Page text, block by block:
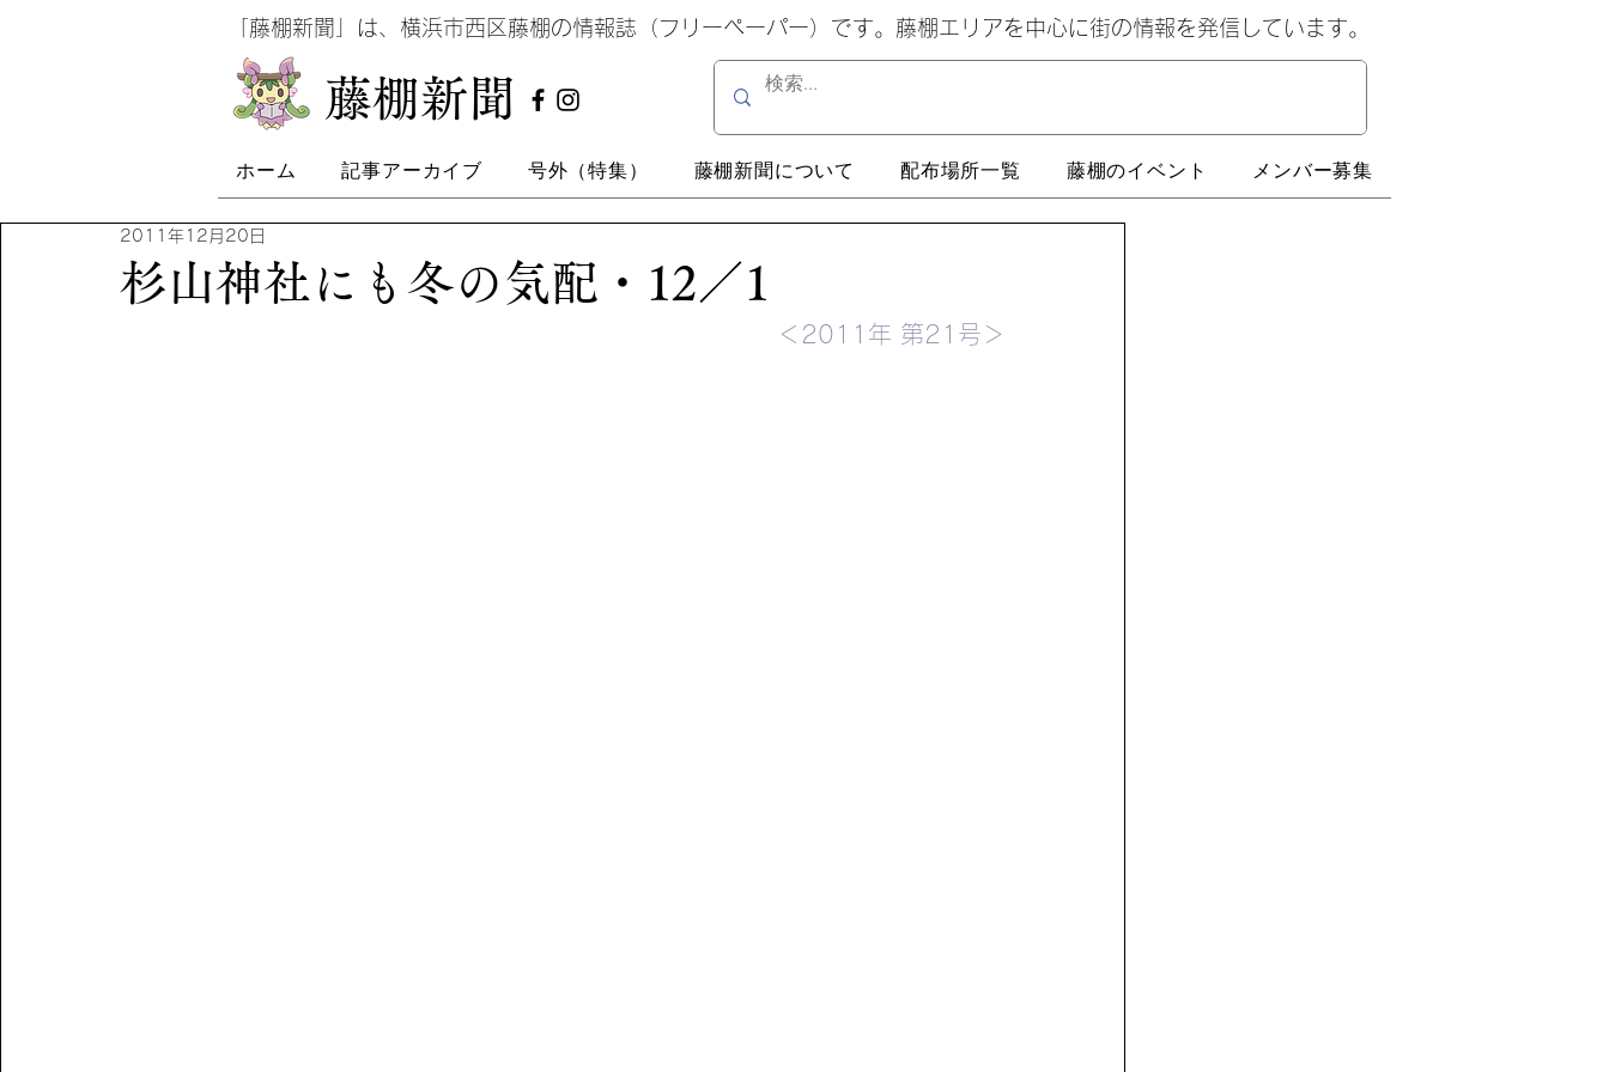
「藤棚新聞」は、横浜市西区藤棚の情報誌（フリーペーパー）です。藤棚エリアを中心に街の情報を発信しています。
​藤棚新聞
ホーム 記事アーカイブ 号外（特集） 藤棚新聞について 配布場所一覧 藤棚のイベント メンバー募集
杉山神社にも冬の気配・12／1
2011年12月20日
＜2011年 第21号＞